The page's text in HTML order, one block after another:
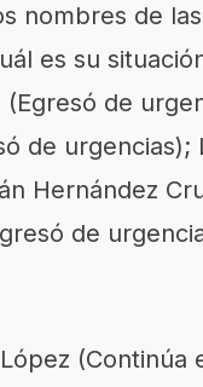
nombres de
es su
de
de urgencias);
Hernández
de